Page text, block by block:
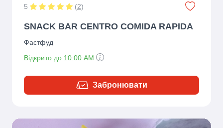
5 (2)
SNACK BAR CENTRO COMIDA RAPIDA
Фастфуд
Відкрито до 10:00 AM
Забронювати